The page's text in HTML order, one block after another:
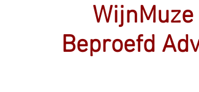
WijnMuze
Beproefd